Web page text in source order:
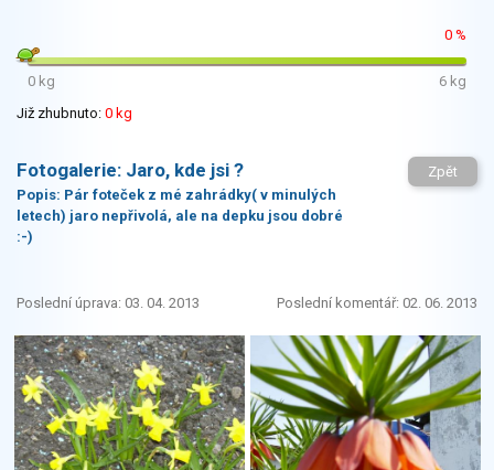
0 %
0 kg
6 kg
Již zhubnuto: 0 kg
Fotogalerie: Jaro, kde jsi ?
Popis: Pár foteček z mé zahrádky( v minulých
letech) jaro nepřivolá, ale na depku jsou dobré
:-)
Zpět
Poslední úprava: 03. 04. 2013 Poslední komentář: 02. 06. 2013